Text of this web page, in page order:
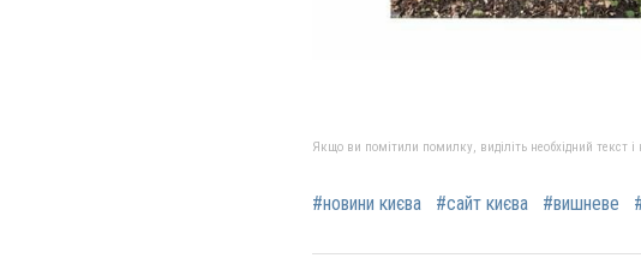
Якщо ви помітили помилку, виділіть необхідний текст
#новини києва #сайт києва #вишневе